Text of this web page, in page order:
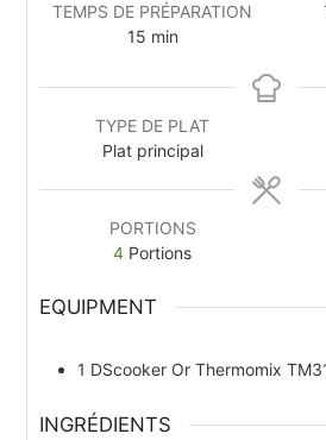
TEMPS DE PRÉPARATION
15 min
TYPE DE PLAT
Plat principal
PORTIONS
4 Portions
EQUIPMENT
1 DScooker Or Thermomix
INGRÉDIENTS